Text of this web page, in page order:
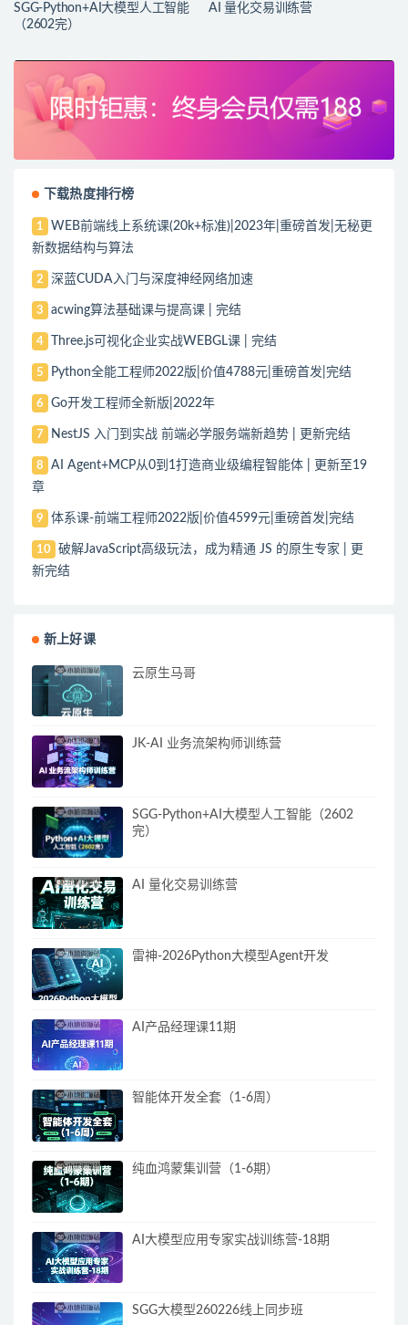
SGG-Python+AI大模型人工智能
（2602完）
AI 量化交易训练营
下载热度排行榜
1
WEB前端线上系统课(20k+标准)|2023年|重磅首发|无秘更
新数据结构与算法
2 深蓝CUDA入门与深度神经网络加速
3 acwing算法基础课与提高课 | 完结
4 Three.js可视化企业实战WEBGL课 | 完结
5 Python全能工程师2022版|价值4788元|重磅首发|完结
6 Go开发工程师全新版|2022年
7 NestJS 入门到实战 前端必学服务端新趋势 | 更新完结
8
AI Agent+MCP从0到1打造商业级编程智能体 | 更新至19
章
9 体系课-前端工程师2022版|价值4599元|重磅首发|完结
10
破解JavaScript高级玩法，成为精通 JS 的原生专家 | 更
新完结
新上好课
云原生马哥
JK-AI 业务流架构师训练营
SGG-Python+AI大模型人工智能（2602
完）
AI 量化交易训练营
雷神-2026Python大模型Agent开发
AI产品经理课11期
智能体开发全套（1-6周）
纯血鸿蒙集训营（1-6期）
AI大模型应用专家实战训练营-18期
SGG大模型260226线上同步班